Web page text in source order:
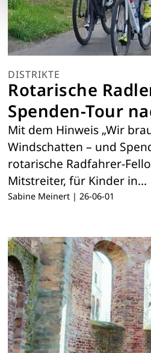
DISTRIKTE
Rotarische
Spenden-Tour
Mit dem Hinweis „Wir
Windschatten – und
rotarische Radfahrer-
Mitstreiter, für Kinder in…
Sabine Meinert | 26-06-01